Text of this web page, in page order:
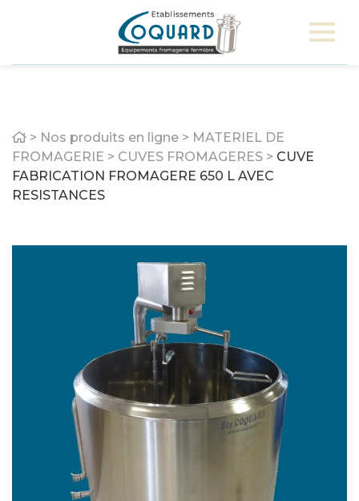
Home
> Nos produits en ligne > MATERIEL DE
FROMAGERIE > CUVES FROMAGERES > CUVE
FABRICATION FROMAGERE 650 L AVEC
RESISTANCES